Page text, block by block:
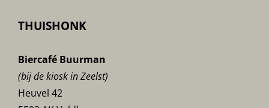
THUISHONK
Biercafé Buurman
(bij de kiosk in Zeelst)
Heuvel 42